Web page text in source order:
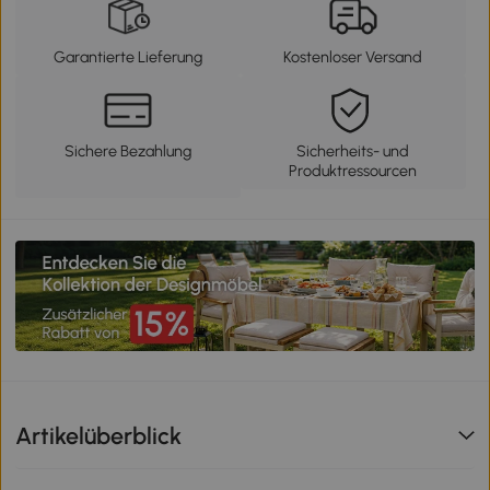
Garantierte Lieferung Kostenloser Versand
Sichere Bezahlung
Sicherheits- und
Produktressourcen
Artikelüberblick